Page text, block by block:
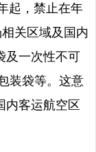
起，禁止在年
关区域及国内
及一次性不可
装袋等。这意
内客运航空区